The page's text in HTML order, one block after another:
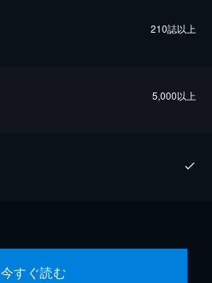
210誌以上
5,000以上
今すぐ読む